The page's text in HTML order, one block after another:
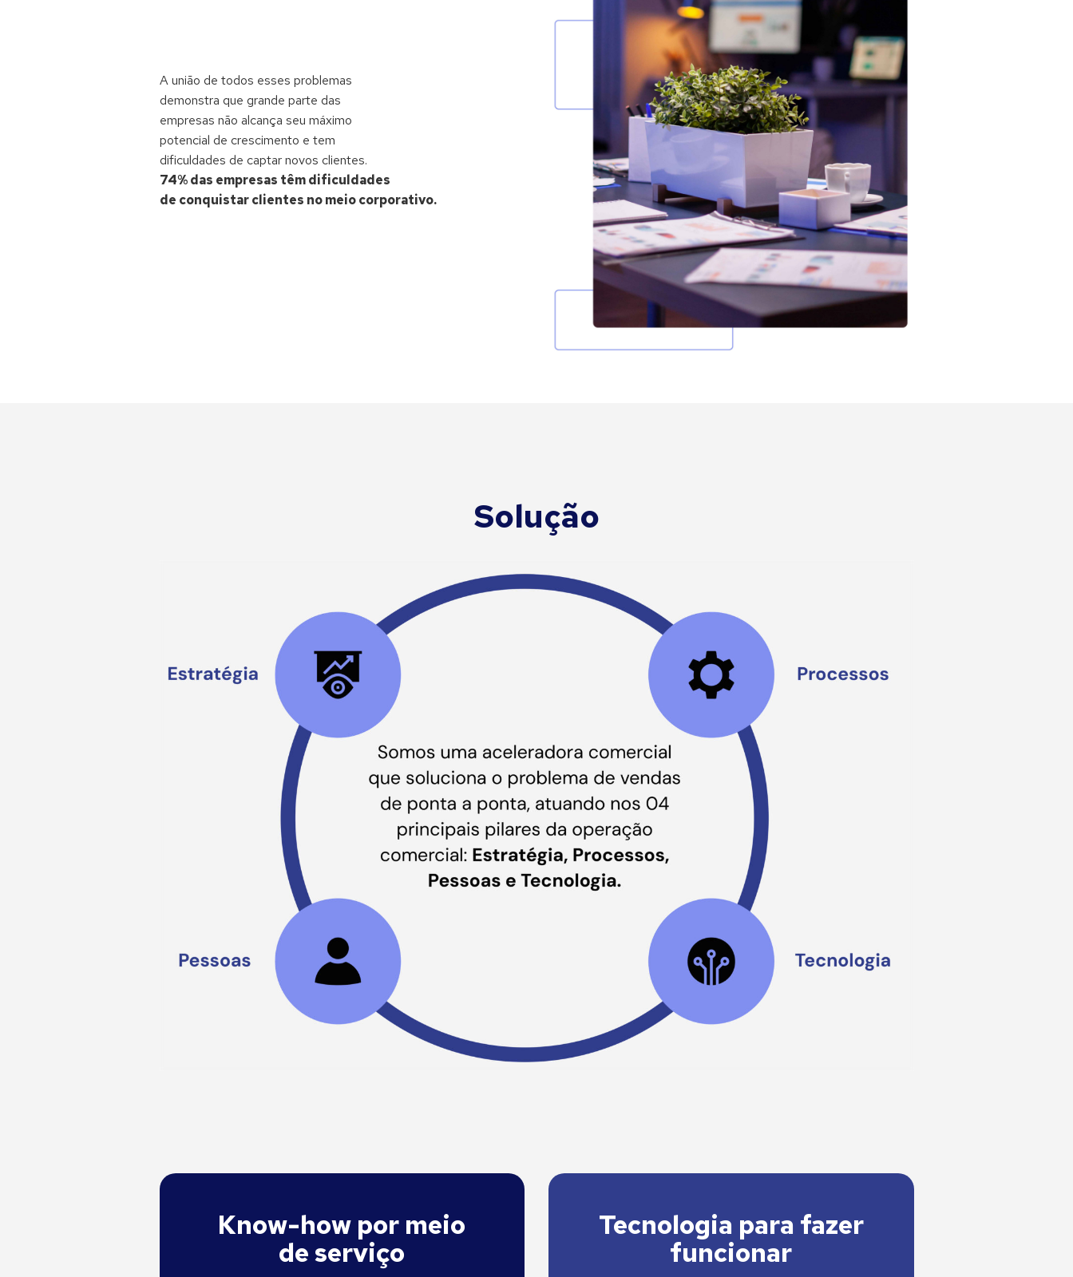
A união de todos esses problemas
demonstra que grande parte das
empresas não alcança seu máximo
potencial de crescimento e tem
dificuldades de captar novos clientes.
74% das empresas têm dificuldades
de conquistar clientes no meio corporativo.
Solução
Know-how por meio
de serviço
Tecnologia para fazer
funcionar